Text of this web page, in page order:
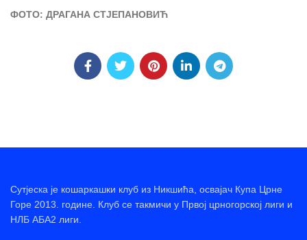
ФОТО: ДРАГАНА СТЈЕПАНОВИЋ
Сутјеска је кошаркашки клуб из Никшића, освајач Купа Црне
Горе 2013. године. Клуб се такмичи у Првој црногорској лиги и
НЛБ АБА2 лиги.